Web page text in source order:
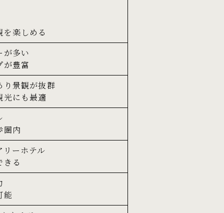
楽しめる
が多い
が豊富
り景観が抜群
光にも最適
圏内
ーホテル
る
能